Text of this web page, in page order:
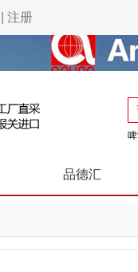
注册
品德汇